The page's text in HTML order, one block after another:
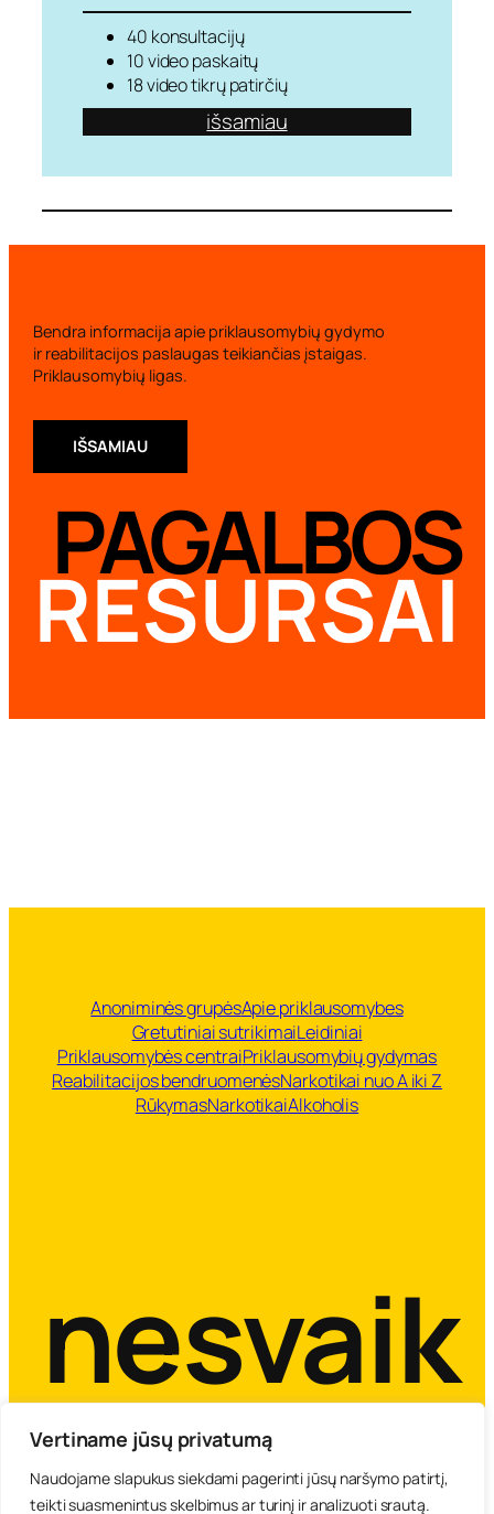
Vertiname jūsų privatumą
Naudojame slapukus siekdami pagerinti jūsų naršymo patirtį,
teikti suasmenintus skelbimus ar turinį ir analizuoti srautą.
40 konsultacijų
10 video paskaitų
18 video tikrų patirčių
išsamiau
Bendra informacija apie priklausomybių gydymo
ir reabilitacijos paslaugas teikiančias įstaigas.
Priklausomybių ligas.
IŠSAMIAU
PAGALBOS
RESURSAI
Anoniminės grupėsApie priklausomybes
Gretutiniai sutrikimaiLeidiniai
Priklausomybės centraiPriklausomybių gydymas
Reabilitacijos bendruomenėsNarkotikai nuo A iki Z
RūkymasNarkotikaiAlkoholis
nesvaik